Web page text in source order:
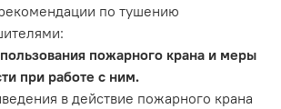
по тушению
пожарного крана и меры
при работе с ним.
в действие пожарного крана